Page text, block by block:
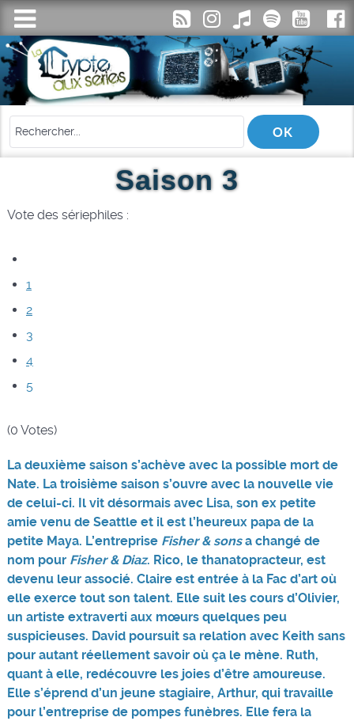
Saison 3
Vote des sériephiles :
1
2
3
4
5
(0 Votes)
La deuxième saison s’achève avec la possible mort de
Nate. La troisième saison s’ouvre avec la nouvelle vie
de celui-ci. Il vit désormais avec Lisa, son ex petite
amie venu de Seattle et il est l’heureux papa de la
petite Maya. L’entreprise Fisher & sonsa changé de
nom pour Fisher & Diaz. Rico, le thanatopracteur, est
devenu leur associé. Claire est entrée à la Fac d’art où
elle exerce tout son talent. Elle suit les cours d’Olivier,
un artiste extraverti aux mœurs quelques peu
suspicieuses. David poursuit sa relation avec Keith sans
pour autant réellement savoir où ça le mène. Ruth,
quant à elle, redécouvre les joies d’être amoureuse.
Elle s’éprend d’un jeune stagiaire, Arthur, qui travaille
pour l’entreprise de pompes funèbres. Elle fera la